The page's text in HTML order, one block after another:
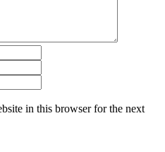
in this browser for the next